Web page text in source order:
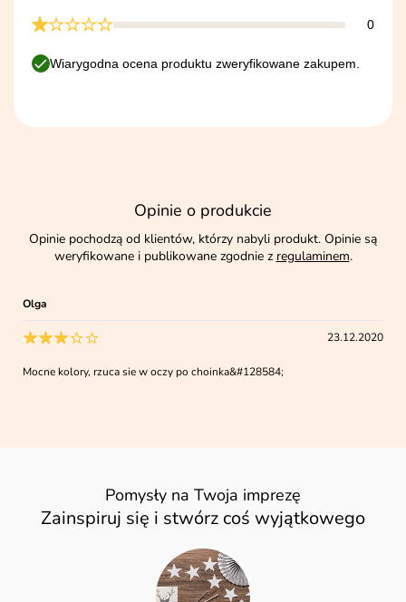
0
Wiarygodna ocena produktu zweryfikowane zakupem.
Opinie o produkcie
Opinie pochodzą od klientów, którzy nabyli produkt. Opinie są
weryfikowane i publikowane zgodnie z regulaminem.
Olga
23.12.2020
Mocne kolory, rzuca sie w oczy po choinka&#128584;
Pomysły na Twoja imprezę
Zainspiruj się i stwórz coś wyjątkowego